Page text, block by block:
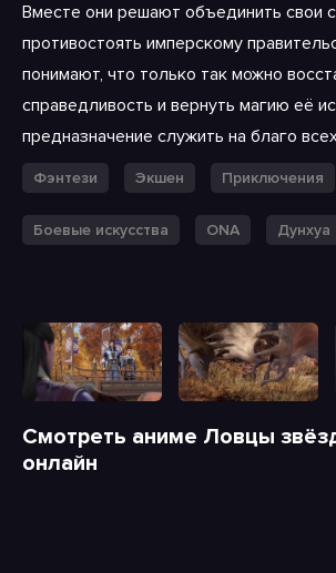
Вместе они решают объединить свои
противостоять имперскому
понимают, что только так можно
справедливость и вернуть магию её
предназначение служить на благо
Фэнтези Экшен Приключения
Боевые искусства ONA Дунхуа
Смотреть аниме Ловцы
онлайн